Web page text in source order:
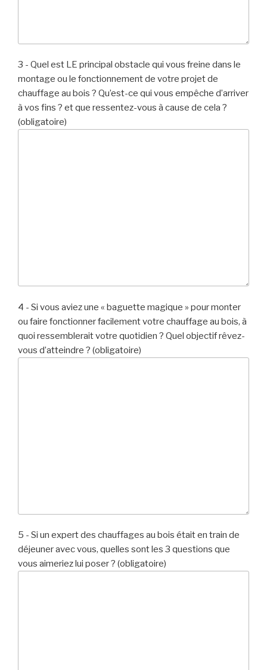
3 - Quel est LE principal obstacle qui vous freine dans le
montage ou le fonctionnement de votre projet de
chauffage au bois ? Qu’est-ce qui vous empêche d’arriver
à vos fins ? et que ressentez-vous à cause de cela ?
(obligatoire)
4 - Si vous aviez une « baguette magique » pour monter
ou faire fonctionner facilement votre chauffage au bois, à
quoi ressemblerait votre quotidien ? Quel objectif rêvez-
vous d’atteindre ? (obligatoire)
5 - Si un expert des chauffages au bois était en train de
déjeuner avec vous, quelles sont les 3 questions que
vous aimeriez lui poser ? (obligatoire)